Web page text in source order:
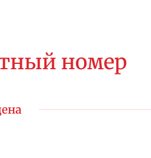
номер